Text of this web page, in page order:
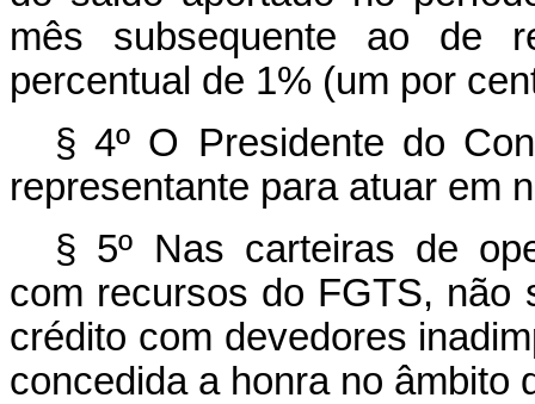
mês subsequente ao de
percentual de 1% (um por
§ 4º O Presidente do
representante para atuar em
§ 5º Nas carteiras de
com recursos do FGTS, não
crédito com devedores
concedida a honra no âmbito